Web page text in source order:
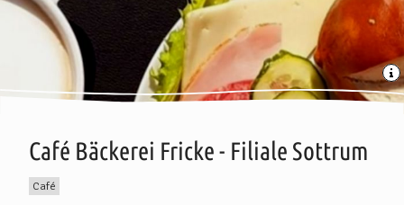
Café Bäckerei Fricke - Filiale Sottrum
Café